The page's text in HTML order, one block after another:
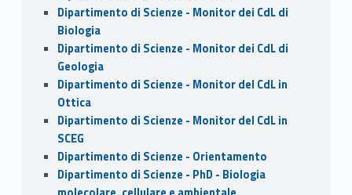
Dipartimento di Scienze - Monitor dei CdL di
Biologia
Dipartimento di Scienze - Monitor dei CdL di
Geologia
Dipartimento di Scienze - Monitor del CdL in
Ottica
Dipartimento di Scienze - Monitor del CdL in
SCEG
Dipartimento di Scienze - Orientamento
Dipartimento di Scienze - PhD - Biologia